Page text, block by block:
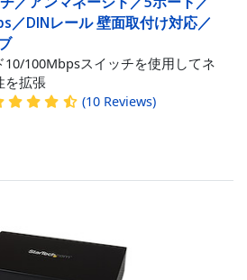
／DINレール 壁面取付け対応／
100Mbpsスイッチを使用してネ
を拡張
(10 Reviews)